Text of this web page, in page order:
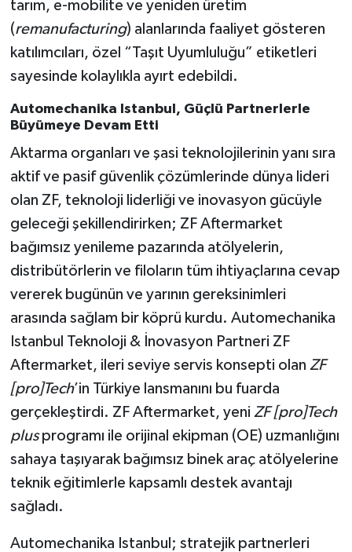
tarım, e-mobilite ve yeniden üretim
(remanufacturing) alanlarında faaliyet gösteren
katılımcıları, özel “Taşıt Uyumluluğu” etiketleri
sayesinde kolaylıkla ayırt edebildi.
Automechanika Istanbul, Güçlü Partnerlerle
Büyümeye Devam Etti
Aktarma organları ve şasi teknolojilerinin yanı sıra
aktif ve pasif güvenlik çözümlerinde dünya lideri
olan ZF, teknoloji liderliği ve inovasyon gücüyle
geleceği şekillendirirken; ZF Aftermarket
bağımsız yenileme pazarında atölyelerin,
distribütörlerin ve filoların tüm ihtiyaçlarına cevap
vererek bugünün ve yarının gereksinimleri
arasında sağlam bir köprü kurdu. Automechanika
Istanbul Teknoloji & İnovasyon Partneri ZF
Aftermarket, ileri seviye servis konsepti olan ZF
[pro]Tech’in Türkiye lansmanını bu fuarda
gerçekleştirdi. ZF Aftermarket, yeni ZF [pro]Tech
plusprogramı ile orijinal ekipman (OE) uzmanlığını
sahaya taşıyarak bağımsız binek araç atölyelerine
teknik eğitimlerle kapsamlı destek avantajı
sağladı.
Automechanika Istanbul; stratejik partnerleri